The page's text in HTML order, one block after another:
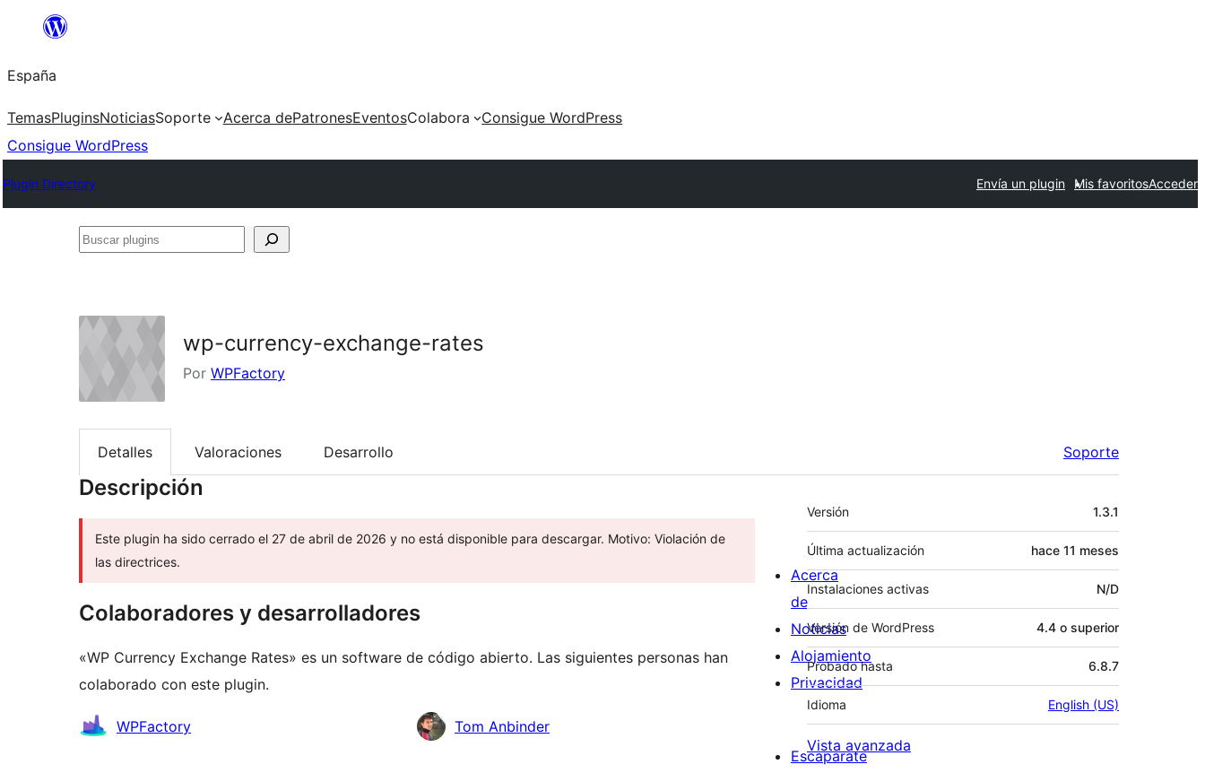
Saltar
contenido
España
TemasPluginsNoticiasSoporte Acerca dePatronesEventosColabora
Consigue WordPress
Consigue WordPress
Plugin Directory Envía un plugin Mis favoritosAcceder
Buscar
wp-currency-exchange-rates
Por WPFactory
Detalles Valoraciones Desarrollo Soporte
Descripción
Este plugin ha sido cerrado el 27 de abril de 2026 y no está disponible para descargar. Motivo: Violación de
las directrices.
Colaboradores y desarrolladores
«WP Currency Exchange Rates» es un software de código abierto. Las siguientes personas han
colaborado con este plugin.
Colaboradores
WPFactory Tom Anbinder
Meta
Versión 1.3.1
Última actualización hace 11 meses
Instalaciones activas N/D
Versión de WordPress 4.4 o superior
Probado hasta 6.8.7
Idioma English (US)
Vista avanzada
Acerca
de
Noticias
Alojamiento
Privacidad
Escaparate